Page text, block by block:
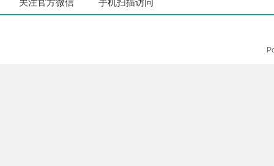
关注官方微信 手机扫描访问